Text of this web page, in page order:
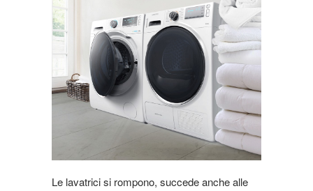
Le lavatrici si rompono, succede anche alle